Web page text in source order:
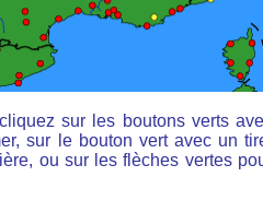
sur les boutons verts
sur le bouton vert avec un
ou sur les flèches vertes